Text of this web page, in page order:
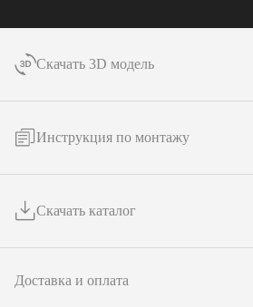
Скачать 3D модель
Инструкция по монтажу
Скачать каталог
Доставка и оплата